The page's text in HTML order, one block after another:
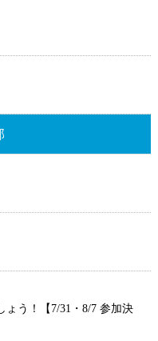
ょう！【7/31・8/7 参加決